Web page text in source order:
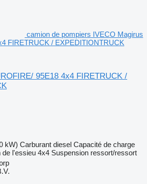
camion de pompiers IVECO Magirus
FIRETRUCK / EXPEDITIONTRUCK
95E18 4x4 FIRETRUCK /
kW) Carburant diesel Capacité de charge
de l'essieu 4x4 Suspension ressort/ressort